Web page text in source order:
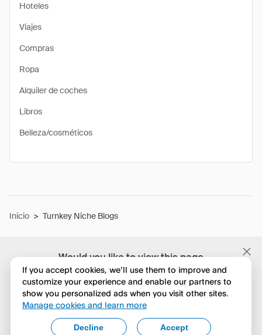
Would you like to view this page
in English?
No, seguir navegando
Yes, change to English
Hoteles
Viajes
Compras
Ropa
Alquiler de coches
Libros
Belleza/cosméticos
Inicio > Turnkey Niche Blogs
If you accept cookies, we’ll use them to improve and
customize your experience and enable our partners to
show you personalized ads when you visit other sites.
Manage cookies and learn more
Accept
Decline